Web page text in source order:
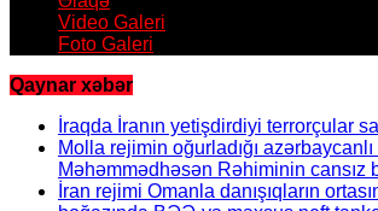
Video Galeri
Foto Galeri
Qaynar xəbər
İraqda İranın yetişdirdiyi terrorçular
Molla rejimin oğurladığı azərbaycanlı
Məhəmmədhəsən Rəhiminin cansız
İran rejimi Omanla danışıqların